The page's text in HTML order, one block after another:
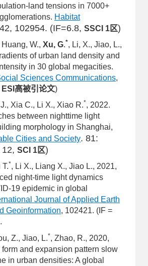
land tensions in 7000+
Habitat
102954. (IF=6.8, SSCI 1区)
W., Xu, G.*, Li, X., Jiao, L.,
of urban land density and
in 30 global megacities.
Sciences Communications,
高被引论文)
Xia C., Li X., Xiao R.*, 2022.
between nighttime light
morphology in Shanghai,
Cities and Society. 81:
SCI 1区)
T.*, Li X., Liang X., Jiao L., 2021,
night-time light dynamics
19 epidemic in global
Journal of Applied Earth
Geoinformation, 102421. (IF =
Z., Jiao, L.*, Zhao, R., 2020,
and expansion pattern slow
in urban densities: A global